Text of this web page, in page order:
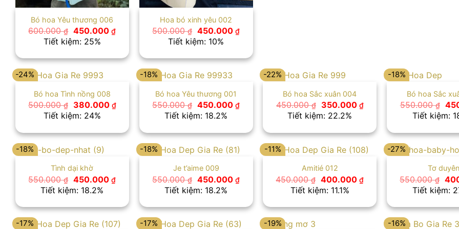
Bó hoa Yêu thương 006
600.000₫ Giá
gốc
là:
450.000₫Giá
450.000 ₫.
Tiết kiệm: 25%
Hoa bó xinh yêu 002
500.000₫ Giá
gốc
là:
450.000₫Giá
450.000 ₫.
Tiết kiệm: 10%
-24%
Bó hoa Tình nồng 008
500.000₫
Giá
gốc
là:
380.000 ₫Giá
hiện
380.000 ₫.
Tiết kiệm: 24%
-18%
Bó hoa Yêu thương 001
550.000₫ Giá
gốc
là:
450.000₫Giá
450.000 ₫.
Tiết kiệm: 18.2%
-22%
Bó hoa Sắc xuân 004
450.000₫
Giá
gốc
là:
350.000 ₫Giá
hiện
350.000 ₫.
Tiết kiệm: 22.2%
-18%
Bó hoa Sắc
550.000₫
Giá
gốc
là:
Tiết kiệm:
-18%
Tình dại khờ
550.000₫ Giá
gốc
là:
450.000₫Giá
450.000 ₫.
Tiết kiệm: 18.2%
-18%
Je t’aime 009
550.000₫ Giá
gốc
là:
450.000₫Giá
450.000 ₫.
Tiết kiệm: 18.2%
-11%
Amitié 012
450.000₫ Giá
gốc
là:
400.000₫Giá
400.000 ₫.
Tiết kiệm: 11.1%
-27%
Tơ duyên
550.000₫ Giá
gốc
là:
Tiết kiệm:
-17% -17% -19% -16%